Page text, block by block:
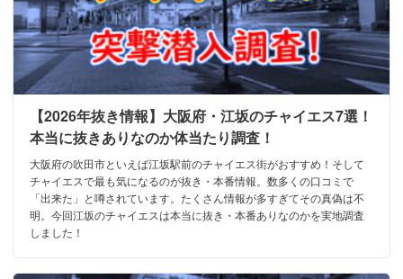
【2026年抜き情報】大阪府・江坂のチャイエス7選！
本当に抜きありなのか体当たり調査！
大阪府の吹田市といえば江坂駅前のチャイエス街がおすすめ！そして
チャイエスで最も気になるのが抜き・本番情報。数多くの口コミで
「出来た」と噂されています。たくさん情報が多すぎてその真偽は不
明。今回江坂のチャイエスは本当に抜き・本番ありなのかを実地調査
しました！